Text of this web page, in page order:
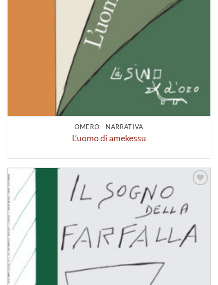
OMERO - NARRATIVA
L’uomo di amekessu
desideri